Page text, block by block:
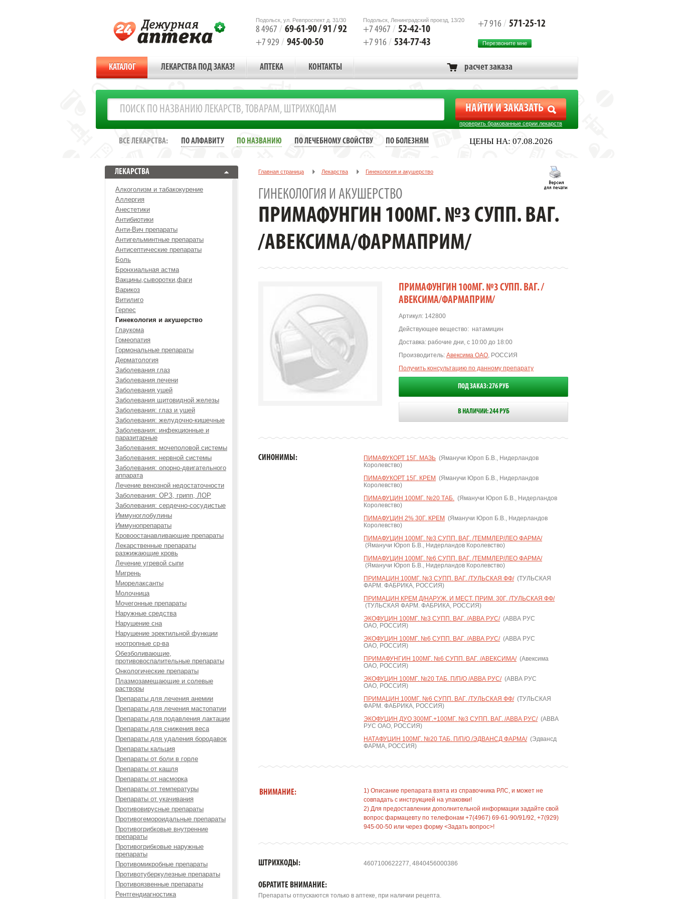
Подольск, ул. Ревпроспект д. 31/30
8 4967 / 69-61-90 / 91 / 92
+7 929 / 945-00-50
Подольск, Ленинградский проезд, 13/20
+7 4967 / 52-42-10
+7 916 / 534-77-43
+7 916 / 571-25-12
Перезвоните мне
КАТАЛОГ ЛЕКАРСТВА ПОД ЗАКАЗ! АПТЕКА КОНТАКТЫ расчет заказа
проверить бракованные серии лекарств
ЦЕНЫ НА: 07.08.2026
ВСЕ ЛЕКАРСТВА: ПО АЛФАВИТУ ПО НАЗВАНИЮ ПО ЛЕЧЕБНОМУ СВОЙСТВУ ПО БОЛЕЗНЯМ
ЛЕКАРСТВА
Алкоголизм и табакокурение
Аллергия
Анестетики
Антибиотики
Анти-Вич препараты
Антигельминтные препараты
Антисептические препараты
Боль
Бронхиальная астма
Вакцины,сыворотки,фаги
Варикоз
Витилиго
Герпес
Гинекология и акушерство
Глаукома
Гомеопатия
Гормональные препараты
Дерматология
Заболевания глаз
Заболевания печени
Заболевания ушей
Заболевания щитовидной железы
Заболевания: глаз и ушей
Заболевания: желудочно-кишечные
Заболевания: инфекционные и
паразитарные
Заболевания: мочеполовой системы
Заболевания: нервной системы
Заболевания: опорно-двигательного
аппарата
Лечение венозной недостаточности
Заболевания: ОРЗ, грипп, ЛОР
Заболевания: сердечно-сосудистые
Иммуноглобулины
Иммунопрепараты
Кровоостанавливающие препараты
Лекарственные препараты
разжижающие кровь
Лечение угревой сыпи
Мигрень
Миорелаксанты
Молочница
Мочегонные препараты
Наружные средства
Нарушение сна
Нарушение эректильной функции
ноотропные ср-ва
Обезболивающие,
противовоспалительные препараты
Онкологические препараты
Плазмозамещающие и солевые
растворы
Препараты для лечения анемии
Препараты для лечения мастопатии
Препараты для подавления лактации
Препараты для снижения веса
Препараты для удаления бородавок
Препараты кальция
Препараты от боли в горле
Препараты от кашля
Препараты от насморка
Препараты от температуры
Препараты от укачивания
Противовирусные препараты
Противогемороидальные препараты
Противогрибковые внутренние
препараты
Противогрибковые наружные
препараты
Противомикробные препараты
Противотуберкулезные препараты
Противоязвенные препараты
Рентгендиагностика
Главная страница Лекарства Гинекология и акушерство
ГИНЕКОЛОГИЯ И АКУШЕРСТВО
ПРИМАФУНГИН 100МГ. №3 СУПП. ВАГ.
/АВЕКСИМА/ФАРМАПРИМ/
ПРИМАФУНГИН 100МГ. №3 СУПП. ВАГ. /
АВЕКСИМА/ФАРМАПРИМ/
Артикул: 142800
Действующее вещество: натамицин
Доставка: рабочие дни, с 10:00 до 18:00
Производитель: Авексима ОАО, РОССИЯ
Получить консультацию по данному препарату
ПОД ЗАКАЗ: 276 РУБ
В НАЛИЧИИ: 244 РУБ
СИНОНИМЫ: ПИМАФУКОРТ 15Г. МАЗЬ (Яманучи Юроп Б.В., Нидерландов
Королевство)
ПИМАФУКОРТ 15Г. КРЕМ (Яманучи Юроп Б.В., Нидерландов
Королевство)
ПИМАФУЦИН 100МГ. №20 ТАБ. (Яманучи Юроп Б.В., Нидерландов
Королевство)
ПИМАФУЦИН 2% 30Г. КРЕМ (Яманучи Юроп Б.В., Нидерландов
Королевство)
ПИМАФУЦИН 100МГ. №3 СУПП. ВАГ. /ТЕММЛЕР/ЛЕО ФАРМА/
(Яманучи Юроп Б.В., Нидерландов Королевство)
ПИМАФУЦИН 100МГ. №6 СУПП. ВАГ. /ТЕММЛЕР/ЛЕО ФАРМА/
(Яманучи Юроп Б.В., Нидерландов Королевство)
ПРИМАЦИН 100МГ. №3 СУПП. ВАГ. /ТУЛЬСКАЯ ФФ/(ТУЛЬСКАЯ
ФАРМ. ФАБРИКА, РОССИЯ)
ПРИМАЦИН КРЕМ Д/НАРУЖ. И МЕСТ. ПРИМ. 30Г. /ТУЛЬСКАЯ ФФ/
(ТУЛЬСКАЯ ФАРМ. ФАБРИКА, РОССИЯ)
ЭКОФУЦИН 100МГ. №3 СУПП. ВАГ. /АВВА РУС/(АВВА РУС
ОАО, РОССИЯ)
ЭКОФУЦИН 100МГ. №6 СУПП. ВАГ. /АВВА РУС/(АВВА РУС
ОАО, РОССИЯ)
ПРИМАФУНГИН 100МГ. №6 СУПП. ВАГ. /АВЕКСИМА/(Авексима
ОАО, РОССИЯ)
ЭКОФУЦИН 100МГ. №20 ТАБ. П/П/О /АВВА РУС/(АВВА РУС
ОАО, РОССИЯ)
ПРИМАЦИН 100МГ. №6 СУПП. ВАГ. /ТУЛЬСКАЯ ФФ/(ТУЛЬСКАЯ
ФАРМ. ФАБРИКА, РОССИЯ)
ЭКОФУЦИН ДУО 300МГ.+100МГ. №3 СУПП. ВАГ. /АВВА РУС/(АВВА
РУС ОАО, РОССИЯ)
НАТАФУЦИН 100МГ. №20 ТАБ. П/П/О /ЭДВАНСД ФАРМА/(Эдвансд
ФАРМА, РОССИЯ)
ВНИМАНИЕ:
1) Описание препарата взята из справочника РЛС, и может не
совпадать с инструкцией на упаковки!
2) Для предоставлении дополнительной информации задайте свой
вопрос фармацевту по телефонам +7(4967) 69-61-90/91/92, +7(929)
945-00-50 или через форму <Задать вопрос>!
ШТРИХКОДЫ: 4607100622277, 4840456000386
ОБРАТИТЕ ВНИМАНИЕ:
Препараты отпускаются только в аптеке, при наличии рецепта.